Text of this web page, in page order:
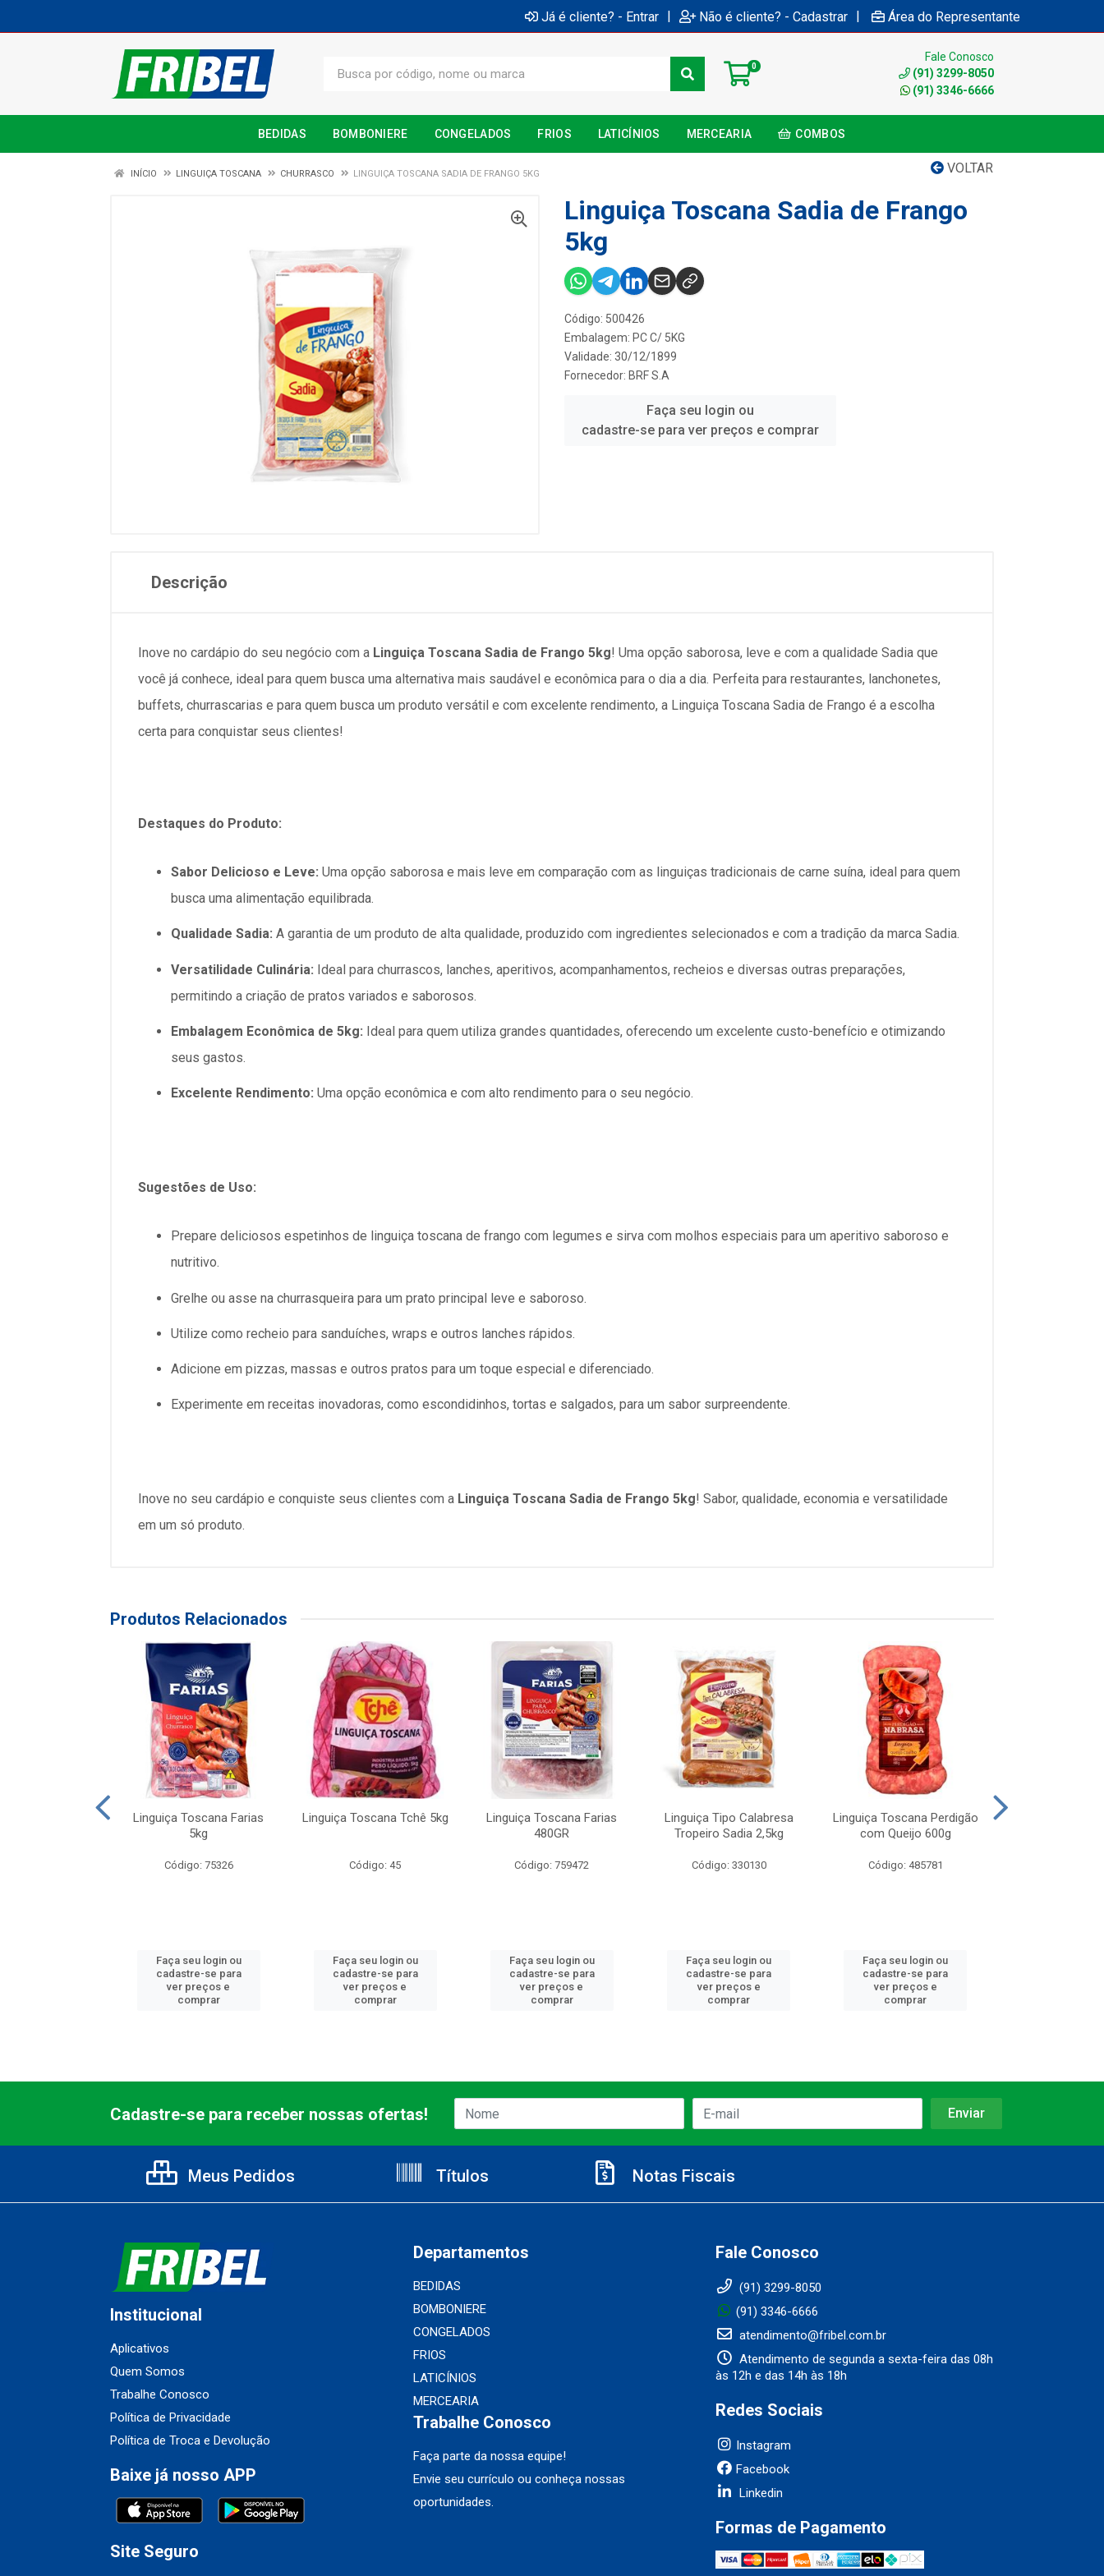
Já é cliente? - Entrar | Não é cliente? - Cadastrar | Área do Representante
0
Fale Conosco
(91) 3299-8050
(91) 3346-6666
BEDIDAS BOMBONIERE CONGELADOS FRIOS LATICÍNIOS MERCEARIA COMBOS
VOLTAR
INÍCIO LINGUIÇA TOSCANA CHURRASCO LINGUIÇA TOSCANA SADIA DE FRANGO 5KG
Linguiça Toscana Sadia de Frango
5kg
Código: 500426
Embalagem: PC C/ 5KG
Validade: 30/12/1899
Fornecedor: BRF S.A
Faça seu login ou
cadastre-se para ver preços e comprar
Descrição
Inove no cardápio do seu negócio com a Linguiça Toscana Sadia de Frango 5kg! Uma opção saborosa, leve e com a qualidade Sadia que
você já conhece, ideal para quem busca uma alternativa mais saudável e econômica para o dia a dia. Perfeita para restaurantes, lanchonetes,
buffets, churrascarias e para quem busca um produto versátil e com excelente rendimento, a Linguiça Toscana Sadia de Frango é a escolha
certa para conquistar seus clientes!
Destaques do Produto:
Sabor Delicioso e Leve: Uma opção saborosa e mais leve em comparação com as linguiças tradicionais de carne suína, ideal para quem
busca uma alimentação equilibrada.
Qualidade Sadia: A garantia de um produto de alta qualidade, produzido com ingredientes selecionados e com a tradição da marca Sadia.
Versatilidade Culinária: Ideal para churrascos, lanches, aperitivos, acompanhamentos, recheios e diversas outras preparações,
permitindo a criação de pratos variados e saborosos.
Embalagem Econômica de 5kg: Ideal para quem utiliza grandes quantidades, oferecendo um excelente custo-benefício e otimizando
seus gastos.
Excelente Rendimento: Uma opção econômica e com alto rendimento para o seu negócio.
Sugestões de Uso:
Prepare deliciosos espetinhos de linguiça toscana de frango com legumes e sirva com molhos especiais para um aperitivo saboroso e
nutritivo.
Grelhe ou asse na churrasqueira para um prato principal leve e saboroso.
Utilize como recheio para sanduíches, wraps e outros lanches rápidos.
Adicione em pizzas, massas e outros pratos para um toque especial e diferenciado.
Experimente em receitas inovadoras, como escondidinhos, tortas e salgados, para um sabor surpreendente.
Inove no seu cardápio e conquiste seus clientes com a Linguiça Toscana Sadia de Frango 5kg! Sabor, qualidade, economia e versatilidade
em um só produto.
Produtos Relacionados
Linguiça Toscana Farias
5kg
Código: 75326
Faça seu login ou
cadastre-se para
ver preços e
comprar
Linguiça Toscana Tchê 5kg
Código: 45
Faça seu login ou
cadastre-se para
ver preços e
comprar
Linguiça Toscana Farias
480GR
Código: 759472
Faça seu login ou
cadastre-se para
ver preços e
comprar
Linguiça Tipo Calabresa
Tropeiro Sadia 2,5kg
Código: 330130
Faça seu login ou
cadastre-se para
ver preços e
comprar
Linguiça Toscana Perdigão
com Queijo 600g
Código: 485781
Faça seu login ou
cadastre-se para
ver preços e
comprar
Cadastre-se para receber nossas ofertas!
Meus Pedidos Títulos Notas Fiscais
Institucional
Aplicativos
Quem Somos
Trabalhe Conosco
Política de Privacidade
Política de Troca e Devolução
Baixe já nosso APP
Site Seguro
Departamentos
BEDIDAS
BOMBONIERE
CONGELADOS
FRIOS
LATICÍNIOS
MERCEARIA
Trabalhe Conosco
Faça parte da nossa equipe!
Envie seu currículo ou conheça nossas
oportunidades.
Fale Conosco
(91) 3299-8050
(91) 3346-6666
atendimento@fribel.com.br
Atendimento de segunda a sexta-feira das 08h
às 12h e das 14h às 18h
Redes Sociais
Instagram
Facebook
Linkedin
Formas de Pagamento